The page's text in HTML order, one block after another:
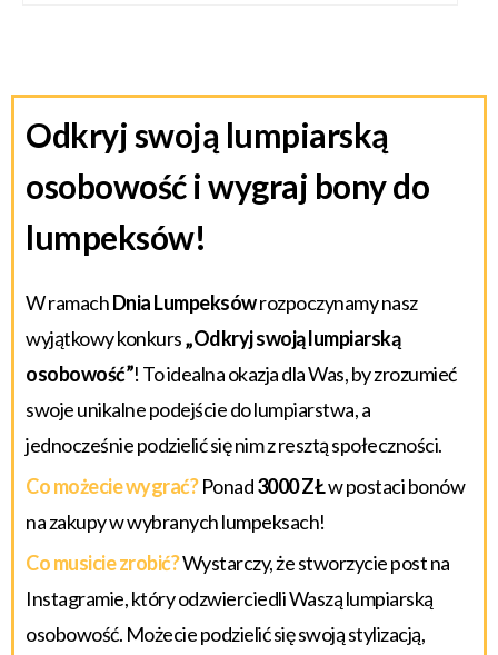
Odkryj swoją lumpiarską
osobowość i wygraj bony do
lumpeksów!
W ramachDnia Lumpeksówrozpoczynamy nasz
wyjątkowy konkurs„Odkryj swoją lumpiarską
osobowość”! To idealna okazja dla Was, by zrozumieć
swoje unikalne podejście do lumpiarstwa, a
jednocześnie podzielić się nim z resztą społeczności.
Co możecie wygrać?Ponad3000 ZŁw postaci bonów
na zakupy w wybranych lumpeksach!
Co musicie zrobić?Wystarczy, że stworzycie post na
Instagramie, który odzwierciedli Waszą lumpiarską
osobowość. Możecie podzielić się swoją stylizacją,